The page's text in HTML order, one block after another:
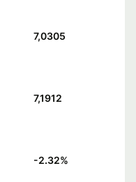
7,0305
7,1912
-2.32%